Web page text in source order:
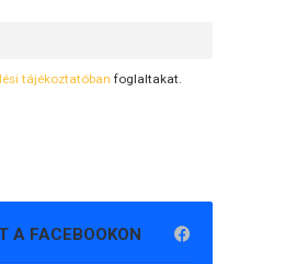
tájékoztatóban foglaltakat.
A FACEBOOKON